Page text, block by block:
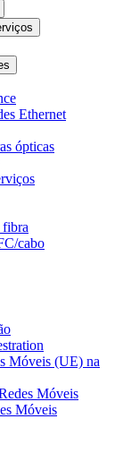
Ethernet
ópticas
fibra
cabo
Móveis (UE) na
Móveis
Móveis